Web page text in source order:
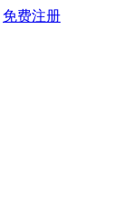
免费注册